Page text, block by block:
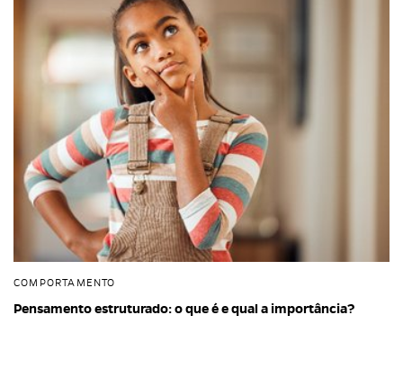
COMPORTAMENTO
Pensamento estruturado: o que é e qual a importância?